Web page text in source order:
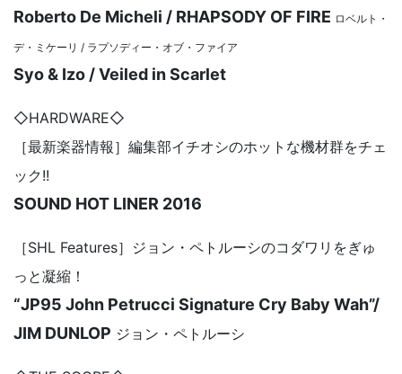
Roberto De Micheli / RHAPSODY OF FIRE ロベルト・
デ・ミケーリ / ラプソディー・オブ・ファイア
Syo & Izo / Veiled in Scarlet
◇HARDWARE◇
［最新楽器情報］編集部イチオシのホットな機材群をチェ
ック!!
SOUND HOT LINER 2016
［SHL Features］ジョン・ペトルーシのコダワリをぎゅ
っと凝縮！
“JP95 John Petrucci Signature Cry Baby Wah”/
JIM DUNLOP ジョン・ペトルーシ